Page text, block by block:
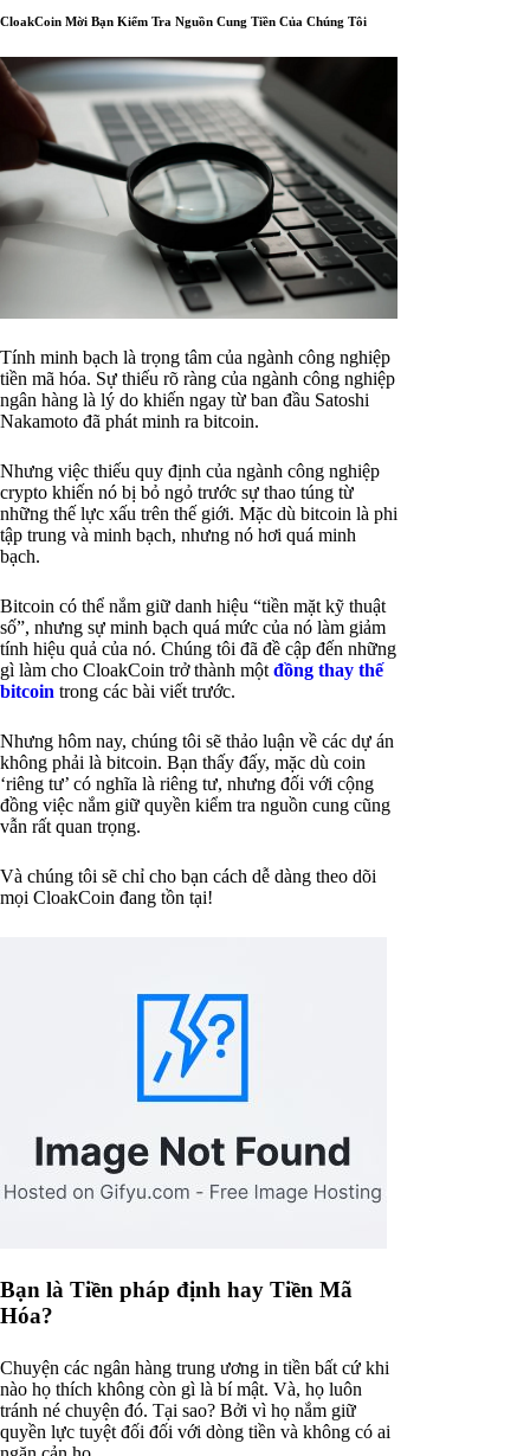
CloakCoin Mời Bạn Kiểm Tra Nguồn Cung Tiền Của Chúng Tôi
Tính minh bạch là trọng tâm của ngành công nghiệp
tiền mã hóa. Sự thiếu rõ ràng của ngành công nghiệp
ngân hàng là lý do khiến ngay từ ban đầu Satoshi
Nakamoto đã phát minh ra bitcoin.
Nhưng việc thiếu quy định của ngành công nghiệp
crypto khiến nó bị bỏ ngỏ trước sự thao túng từ
những thế lực xấu trên thế giới. Mặc dù bitcoin là phi
tập trung và minh bạch, nhưng nó hơi quá minh
bạch.
Bitcoin có thể nắm giữ danh hiệu “tiền mặt kỹ thuật
số”, nhưng sự minh bạch quá mức của nó làm giảm
tính hiệu quả của nó. Chúng tôi đã đề cập đến những
gì làm cho CloakCoin trở thành một đồng thay thế
bitcoin trong các bài viết trước.
Nhưng hôm nay, chúng tôi sẽ thảo luận về các dự án
không phải là bitcoin. Bạn thấy đấy, mặc dù coin
‘riêng tư’ có nghĩa là riêng tư, nhưng đối với cộng
đồng việc nắm giữ quyền kiểm tra nguồn cung cũng
vẫn rất quan trọng.
Và chúng tôi sẽ chỉ cho bạn cách dễ dàng theo dõi
mọi CloakCoin đang tồn tại!
Bạn là Tiền pháp định hay Tiền Mã
Hóa?
Chuyện các ngân hàng trung ương in tiền bất cứ khi
nào họ thích không còn gì là bí mật. Và, họ luôn
tránh né chuyện đó. Tại sao? Bởi vì họ nắm giữ
quyền lực tuyệt đối đối với dòng tiền và không có ai